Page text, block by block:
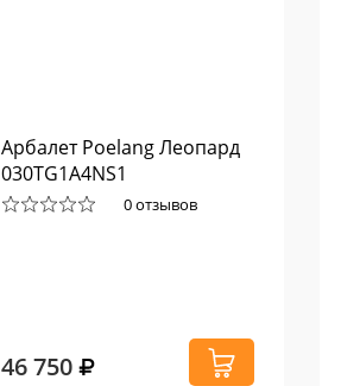
Арбалет Poelang Леопард
030TG1A4NS1
0 отзывов
46 750